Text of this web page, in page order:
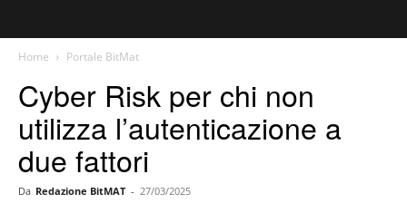
Home Portale BitMat
Cyber Risk per chi non
utilizza l’autenticazione a
due fattori
Da Redazione BitMAT - 27/03/2025